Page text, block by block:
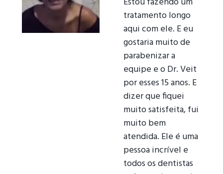
tratamento longo
aqui com ele. E eu
gostaria muito de
parabenizar a
equipe e o Dr. Veit
por esses 15 anos. E
dizer que fiquei
muito satisfeita, fui
muito bem
atendida. Ele é uma
pessoa incrível e
todos os dentistas